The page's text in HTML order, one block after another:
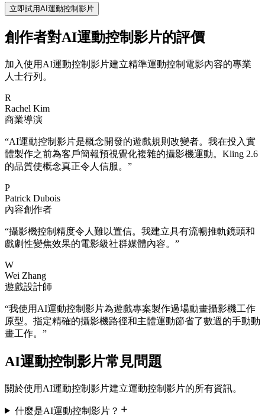
立即試用AI運動控制影片
創作者對AI運動控制影片的評價
加入使用AI運動控制影片建立精準運動控制電影內容的專業
人士行列。
R
Rachel Kim
商業導演
“AI運動控制影片是概念開發的遊戲規則改變者。我在投入實
體製作之前為客戶簡報預視覺化複雜的攝影機運動。Kling 2.6
的品質使概念真正令人信服。 ”
P
Patrick Dubois
內容創作者
“攝影機控制精度令人難以置信。我建立具有流暢推軌鏡頭和
戲劇性變焦效果的電影級社群媒體內容。 ”
W
Wei Zhang
遊戲設計師
“我使用AI運動控制影片為遊戲專案製作過場動畫攝影機工作
原型。指定精確的攝影機路徑和主體運動節省了數週的手動動
畫工作。 ”
AI運動控制影片常見問題
關於使用AI運動控制影片建立運動控制影片的所有資訊。
什麼是AI運動控制影片？